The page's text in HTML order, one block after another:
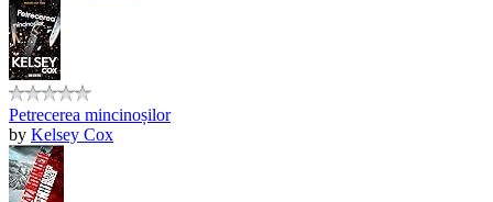
Petrecerea mincinoșilor
by Kelsey Cox